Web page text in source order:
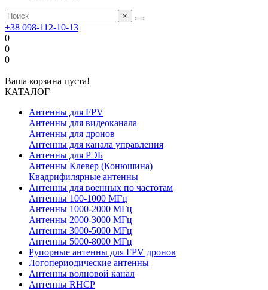
×
+38 098-112-10-13
0
0
0
Ваша корзина пуста!
КАТАЛОГ
Антенны для FPV
Антенны для видеоканала
Антенны для дронов
Антенны для канала управления
Антенны для РЭБ
Антенны Клевер (Конюшина)
Квадрифилярные антенны
Антенны для военных по частотам
Антенны 100-1000 МГц
Антенны 1000-2000 МГц
Антенны 2000-3000 МГц
Антенны 3000-5000 МГц
Антенны 5000-8000 МГц
Рупорные антенны для FPV дронов
Логопериодические антенны
Антенны волновой канал
Антенны RHCP